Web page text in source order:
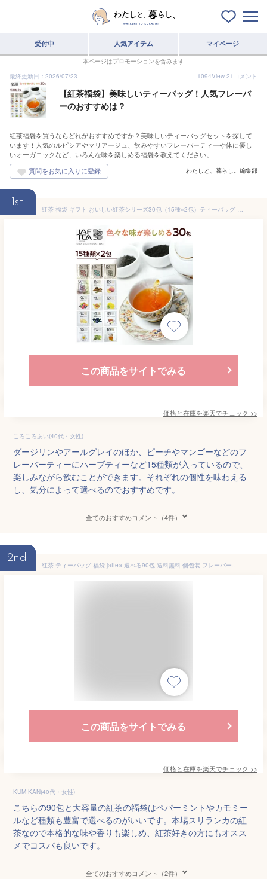
受付中 人気アイテム マイページ
本ページはプロモーションを含みます
最終更新日：2026/07/23
1094View 21 コメント
【紅茶福袋】美味しいティーバッグ！人気フレーバ
ーのおすすめは？
紅茶福袋を買うならどれがおすすめですか？美味しいティーバッグセットを探して
います！人気のルピシアやマリアージュ、飲みやすいフレーバーティーや体に優し
いオーガニックなど、いろんな味を楽しめる福袋を教えてください。
わたしと、暮らし。編集部
1st
紅茶 福袋 ギフト おいしい紅茶シリーズ30包（15種×2包）ティーバッグ かわいい プチギフト 飲み比べ セット プレゼント お試し ハーブティー フレーバーティー 紅茶アソート JAF TEA ジャフティー スリランカ ティーパック ティーバック
この商品をサイトでみる
価格と在庫を楽天でチェック >>
ころころあい(40代・女性)
ダージリンやアールグレイのほか、ピーチやマンゴーなどのフ
レーバーティーにハーブティーなど15種類が入っているので、
楽しみながら飲むことができます。それぞれの個性を味わえる
し、気分によって選べるのでおすすめです。
全てのおすすめコメント（4件）
2nd
紅茶 ティーバッグ 福袋 jaftea 選べる90包 送料無料 個包装 フレーバーティー ティーパック アールグレイ ベリー ピーチ ノンカフェイン ルイボスティー カモミール ペパーミント ギフト かわいい おしゃれ プレゼント
この商品をサイトでみる
価格と在庫を楽天でチェック >>
KUMIKAN(40代・女性)
こちらの90包と大容量の紅茶の福袋はペパーミントやカモミー
ルなど種類も豊富で選べるのがいいです。本場スリランカの紅
茶なので本格的な味や香りも楽しめ、紅茶好きの方にもオスス
メでコスパも良いです。
全てのおすすめコメント（2件）